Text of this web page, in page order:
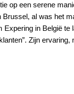
op een serene
al was het
in België te
Zijn ervaring,